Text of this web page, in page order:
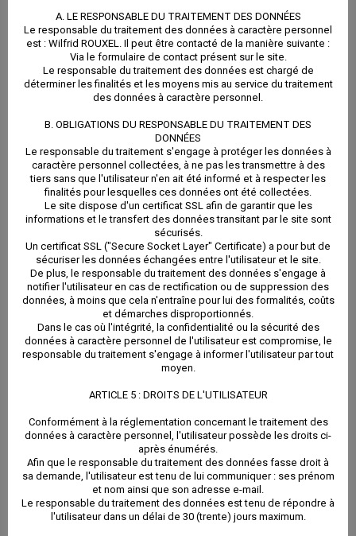
A. LE RESPONSABLE DU TRAITEMENT DES DONNÉES
Le responsable du traitement des données à caractère personnel
est : Wilfrid ROUXEL. Il peut être contacté de la manière suivante :
Via le formulaire de contact présent sur le site.
Le responsable du traitement des données est chargé de
déterminer les finalités et les moyens mis au service du traitement
des données à caractère personnel.
B. OBLIGATIONS DU RESPONSABLE DU TRAITEMENT DES
DONNÉES
Le responsable du traitement s'engage à protéger les données à
caractère personnel collectées, à ne pas les transmettre à des
tiers sans que l'utilisateur n'en ait été informé et à respecter les
finalités pour lesquelles ces données ont été collectées.
Le site dispose d'un certificat SSL afin de garantir que les
informations et le transfert des données transitant par le site sont
sécurisés.
Un certificat SSL ("Secure Socket Layer" Certificate) a pour but de
sécuriser les données échangées entre l'utilisateur et le site.
De plus, le responsable du traitement des données s'engage à
notifier l'utilisateur en cas de rectification ou de suppression des
données, à moins que cela n'entraîne pour lui des formalités, coûts
et démarches disproportionnés.
Dans le cas où l'intégrité, la confidentialité ou la sécurité des
données à caractère personnel de l'utilisateur est compromise, le
responsable du traitement s'engage à informer l'utilisateur par tout
moyen.
ARTICLE 5 : DROITS DE L'UTILISATEUR
Conformément à la réglementation concernant le traitement des
données à caractère personnel, l'utilisateur possède les droits ci-
après énumérés.
Afin que le responsable du traitement des données fasse droit à
sa demande, l'utilisateur est tenu de lui communiquer : ses prénom
et nom ainsi que son adresse e-mail.
Le responsable du traitement des données est tenu de répondre à
l'utilisateur dans un délai de 30 (trente) jours maximum.